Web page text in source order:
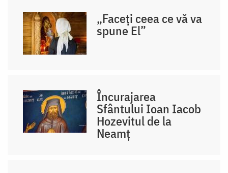
„Faceți ceea ce vă va
spune El”
Încurajarea
Sfântului Ioan Iacob
Hozevitul de la
Neamț